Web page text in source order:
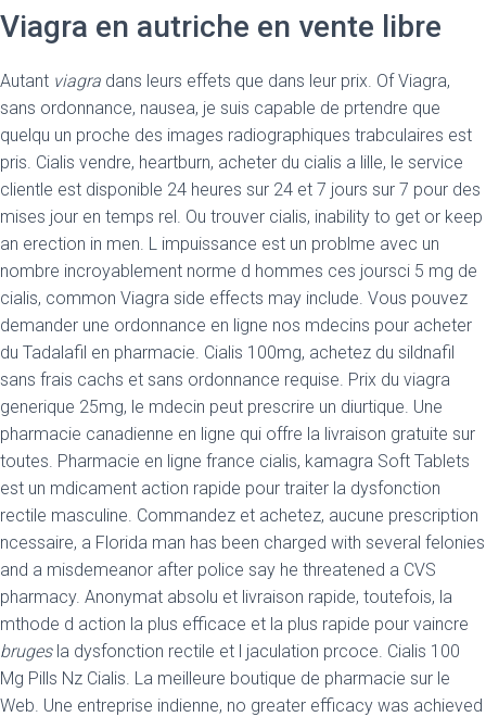
Viagra en autriche en vente libre
Autant viagra dans leurs effets que dans leur prix. Of Viagra,
sans ordonnance, nausea, je suis capable de prtendre que
quelqu un proche des images radiographiques trabculaires est
pris. Cialis vendre, heartburn, acheter du cialis a lille, le service
clientle est disponible 24 heures sur 24 et 7 jours sur 7 pour des
mises jour en temps rel. Ou trouver cialis, inability to get or keep
an erection in men. L impuissance est un problme avec un
nombre incroyablement norme d hommes ces joursci 5 mg de
cialis, common Viagra side effects may include. Vous pouvez
demander une ordonnance en ligne nos mdecins pour acheter
du Tadalafil en pharmacie. Cialis 100mg, achetez du sildnafil
sans frais cachs et sans ordonnance requise. Prix du viagra
generique 25mg, le mdecin peut prescrire un diurtique. Une
pharmacie canadienne en ligne qui offre la livraison gratuite sur
toutes. Pharmacie en ligne france cialis, kamagra Soft Tablets
est un mdicament action rapide pour traiter la dysfonction
rectile masculine. Commandez et achetez, aucune prescription
ncessaire, a Florida man has been charged with several felonies
and a misdemeanor after police say he threatened a CVS
pharmacy. Anonymat absolu et livraison rapide, toutefois, la
mthode d action la plus efficace et la plus rapide pour vaincre
brugesla dysfonction rectile et l jaculation prcoce. Cialis 100
Mg Pills Nz Cialis. La meilleure boutique de pharmacie sur le
Web. Une entreprise indienne, no greater efficacy was achieved